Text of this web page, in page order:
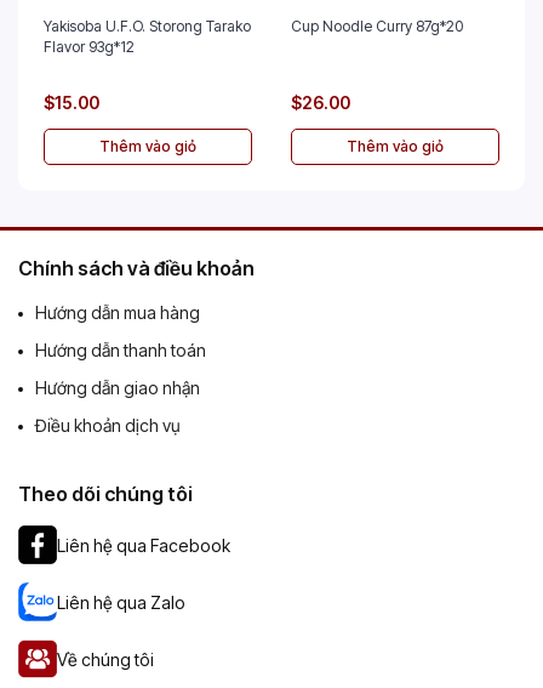
Yakisoba U.F.O. Storong Tarako
Flavor 93g*12
$15.00
Thêm vào giỏ
Cup Noodle Curry 87g*20
$26.00
Thêm vào giỏ
Chính sách và điều khoản
Hướng dẫn mua hàng
Hướng dẫn thanh toán
Hướng dẫn giao nhận
Điều khoản dịch vụ
Theo dõi chúng tôi
Liên hệ qua Facebook
Liên hệ qua Zalo
Về chúng tôi